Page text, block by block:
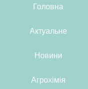
Головна
Актуальне
Новини
Агрохімія